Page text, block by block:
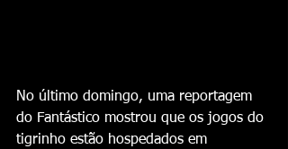
No último domingo, uma reportagem
do Fantástico mostrou que os jogos do
tigrinho estão hospedados em